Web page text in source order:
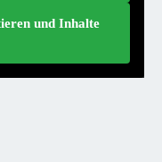
und Inhalte